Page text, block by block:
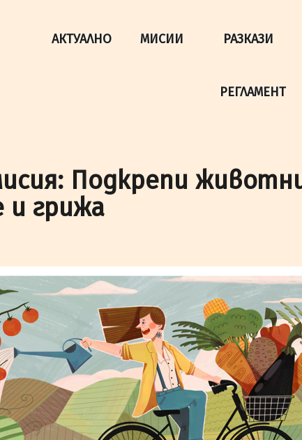
АКТУАЛНО МИСИИ РАЗКАЗИ
РЕГЛАМЕНТ
Подкрепи
и грижа